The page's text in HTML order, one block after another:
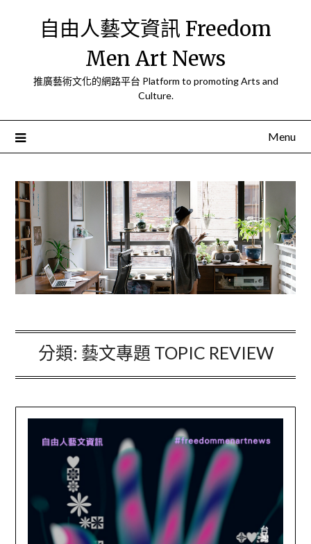
自由人藝文資訊 Freedom
Men Art News
推廣藝術文化的網路平台 Platform to promoting Arts and
Culture.
Menu
分類: 藝文專題 TOPIC REVIEW